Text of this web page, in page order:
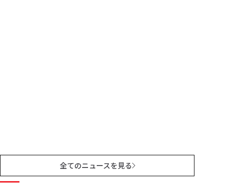
全てのニュースを見る